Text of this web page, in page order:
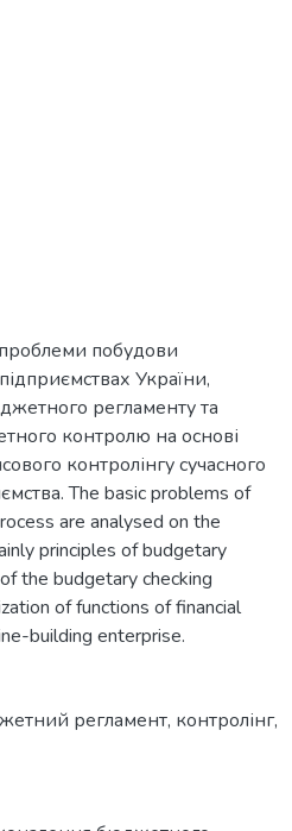
побудови
України,
регламенту та
контролю на основі
контролінгу сучасного
The basic problems of
are analysed on the
principles of budgetary
the budgetary checking
of functions of financial
building enterprise.
регламент, контролінг,